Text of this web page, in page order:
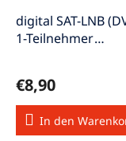
digital SAT-LNB
1-Teilnehmer
€8,90
In den